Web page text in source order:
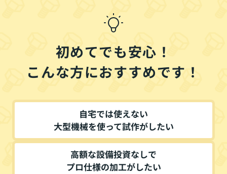
初めてでも安心！
こんな方におすすめです！
自宅では使えない
大型機械を使って試作がしたい
高額な設備投資なしで
プロ仕様の加工がしたい